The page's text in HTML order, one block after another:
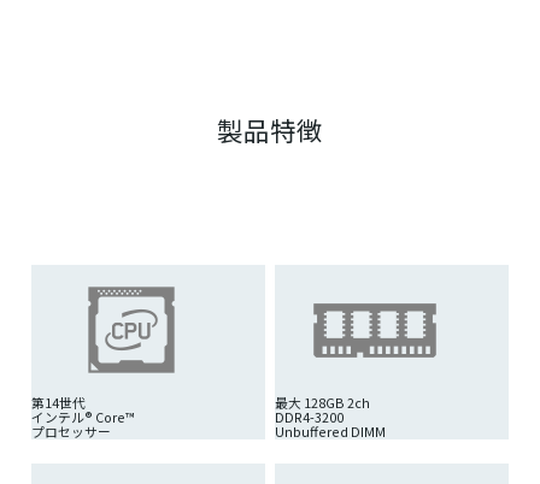
製品特徴
第14世代
インテル® Core™
プロセッサー
最大 128GB 2ch
DDR4-3200
Unbuffered DIMM